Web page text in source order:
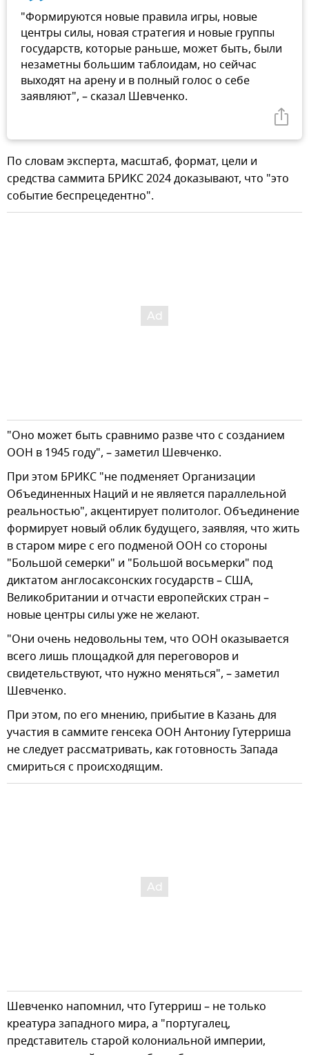
"Формируются новые правила игры, новые
центры силы, новая стратегия и новые группы
государств, которые раньше, может быть, были
незаметны большим таблоидам, но сейчас
выходят на арену и в полный голос о себе
заявляют", – сказал Шевченко.
По словам эксперта, масштаб, формат, цели и
средства саммита БРИКС 2024 доказывают, что "это
событие беспрецедентно".
"Оно может быть сравнимо разве что с созданием
ООН в 1945 году", – заметил Шевченко.
При этом БРИКС "не подменяет Организации
Объединенных Наций и не является параллельной
реальностью", акцентирует политолог. Объединение
формирует новый облик будущего, заявляя, что жить
в старом мире с его подменой ООН со стороны
"Большой семерки" и "Большой восьмерки" под
диктатом англосаксонских государств – США,
Великобритании и отчасти европейских стран –
новые центры силы уже не желают.
"Они очень недовольны тем, что ООН оказывается
всего лишь площадкой для переговоров и
свидетельствуют, что нужно меняться", – заметил
Шевченко.
При этом, по его мнению, прибытие в Казань для
участия в саммите генсека ООН Антониу Гутерриша
не следует рассматривать, как готовность Запада
смириться с происходящим.
Шевченко напомнил, что Гутерриш – не только
креатура западного мира, а "португалец,
представитель старой колониальной империи,